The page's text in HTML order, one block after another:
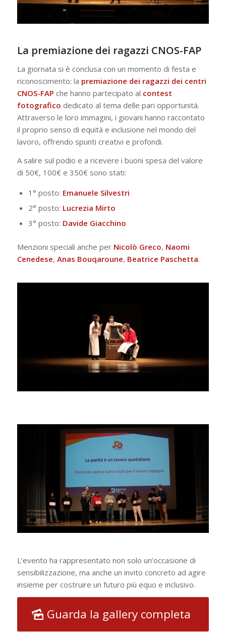
La premiazione dei ragazzi CNOS-FAP
La giornata si è conclusa con un momento di festa e
riconoscimento: la premiazione dei ragazzi dei centri
CNOS-FAP che hanno partecipato al contest
fotografico dedicato al tema delle pari opportunità.
Attraverso le loro immagini, i giovani hanno raccontato
il proprio senso di equità e inclusione nel mondo del
lavoro, offrendo spunti creativi e profondi.
A salire sul podio e a ricevere i buoni spesa del valore
di 50€, 100€ e 350€ sono stati:
1° posto: Emanuele Silvestri
2° posto: Lucrezia Mirto
3° posto: Davide Giacchino
Menzioni speciali anche per Nicolò Greco, Naomi
Cenedese, Anas Bouqaroune, Beatrice Paschetta.
L’evento ha rappresentato non solo un’occasione di
sensibilizzazione, ma anche un invito concreto ad agire
insieme per costruire un futuro più equo e inclusivo.
Guarda la gallery completa